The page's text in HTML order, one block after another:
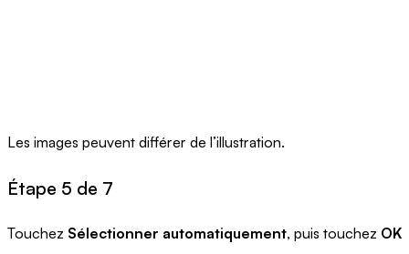
Les images peuvent différer de l’illustration.
Étape 5 de 7
Touchez Sélectionner automatiquement, puis touchez OK